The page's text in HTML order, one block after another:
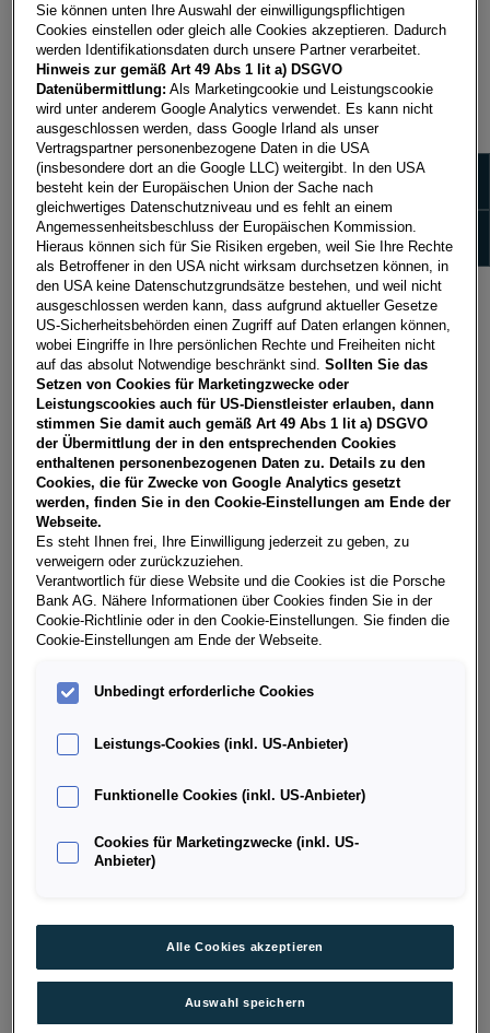
Einwilligungserklärung und Datenschutzhinweise
(PDF)
Allgemeine Datenschutzhinweise (PDF)
Datenschutzinformation Vereinbarung
Kundenanalyse Porsche Bank Porsche
Versicherung ARAC GmbH (PDF)
Social Media Datenschutzbestimmungen (PDF)
Datenschutzerklärung Join Audit Vereinbarung
mit Volkswagen AG (PDF)
Datenschutzinformation Überprüfung von
Geschäftspartnern (PDF)
Datenschutzerklärung Porsche Bank
Kundenportal (PDF)
Datenschutzinformation personalisierte
Kundenbetreuung innerhalb der Porsche
Holding und Direktmarketing (PDF)
Einlagengeschäft (PDF)
DATENSCHUTZ DER PORSCHE
BANK UND PORSCHE
VERSICHERUNG
Sie können unten Ihre Auswahl der einwilligungspflichtigen
Cookies einstellen oder gleich alle Cookies akzeptieren. Dadurch
werden Identifikationsdaten durch unsere Partner verarbeitet.
Hinweis zur gemäß Art 49 Abs 1 lit a) DSGVO
Datenübermittlung: Als Marketingcookie und Leistungscookie
wird unter anderem Google Analytics verwendet. Es kann nicht
ausgeschlossen werden, dass Google Irland als unser
Vertragspartner personenbezogene Daten in die USA
(insbesondere dort an die Google LLC) weitergibt. In den USA
besteht kein der Europäischen Union der Sache nach
gleichwertiges Datenschutzniveau und es fehlt an einem
Angemessenheitsbeschluss der Europäischen Kommission.
Hieraus können sich für Sie Risiken ergeben, weil Sie Ihre Rechte
als Betroffener in den USA nicht wirksam durchsetzen können, in
den USA keine Datenschutzgrundsätze bestehen, und weil nicht
ausgeschlossen werden kann, dass aufgrund aktueller Gesetze
US-Sicherheitsbehörden einen Zugriff auf Daten erlangen können,
wobei Eingriffe in Ihre persönlichen Rechte und Freiheiten nicht
auf das absolut Notwendige beschränkt sind.Sollten Sie das
Setzen von Cookies für Marketingzwecke oder
Leistungscookies auch für US-Dienstleister erlauben, dann
stimmen Sie damit auch gemäß Art 49 Abs 1 lit a) DSGVO
der Übermittlung der in den entsprechenden Cookies
enthaltenen personenbezogenen Daten zu. Details zu den
Cookies, die für Zwecke von Google Analytics gesetzt
werden, finden Sie in den Cookie-Einstellungen am Ende der
Webseite.
Es steht Ihnen frei, Ihre Einwilligung jederzeit zu geben, zu
verweigern oder zurückzuziehen.
Verantwortlich für diese Website und die Cookies ist die Porsche
Bank AG. Nähere Informationen über Cookies finden Sie in der
Cookie-Richtlinie oder in den Cookie-Einstellungen. Sie finden die
Cookie-Einstellungen am Ende der Webseite.
Unbedingt erforderliche Cookies
Leistungs-Cookies (inkl. US-Anbieter)
Funktionelle Cookies (inkl. US-Anbieter)
Cookies für Marketingzwecke (inkl. US-
Anbieter)
Alle Cookies akzeptieren
Auswahl speichern